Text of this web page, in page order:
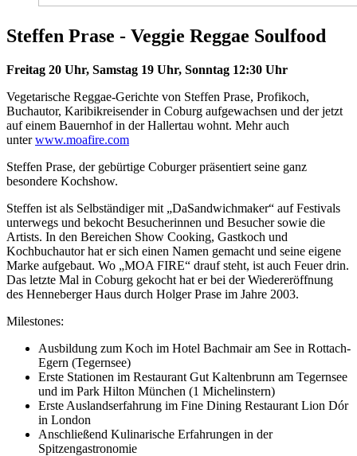
Steffen Prase - Veggie Reggae Soulfood
Freitag 20 Uhr, Samstag 19 Uhr, Sonntag 12:30 Uhr
Vegetarische Reggae-Gerichte von Steffen Prase, Profikoch,
Buchautor, Karibikreisender in Coburg aufgewachsen und der jetzt
auf einem Bauernhof in der Hallertau wohnt. Mehr auch
unterwww.moafire.com
Steffen Prase, der gebürtige Coburger präsentiert seine ganz
besondere Kochshow.
Steffen ist als Selbständiger mit „DaSandwichmaker“ auf Festivals
unterwegs und bekocht Besucherinnen und Besucher sowie die
Artists. In den Bereichen Show Cooking, Gastkoch und
Kochbuchautor hat er sich einen Namen gemacht und seine eigene
Marke aufgebaut. Wo „MOA FIRE“ drauf steht, ist auch Feuer drin.
Das letzte Mal in Coburg gekocht hat er bei der Wiedereröffnung
des Henneberger Haus durch Holger Prase im Jahre 2003.
Milestones:
Ausbildung zum Koch im Hotel Bachmair am See in Rottach-
Egern (Tegernsee)
Erste Stationen im Restaurant Gut Kaltenbrunn am Tegernsee
und im Park Hilton München (1 Michelinstern)
Erste Auslandserfahrung im Fine Dining Restaurant Lion Dór
in London
Anschließend Kulinarische Erfahrungen in der
Spitzengastronomie